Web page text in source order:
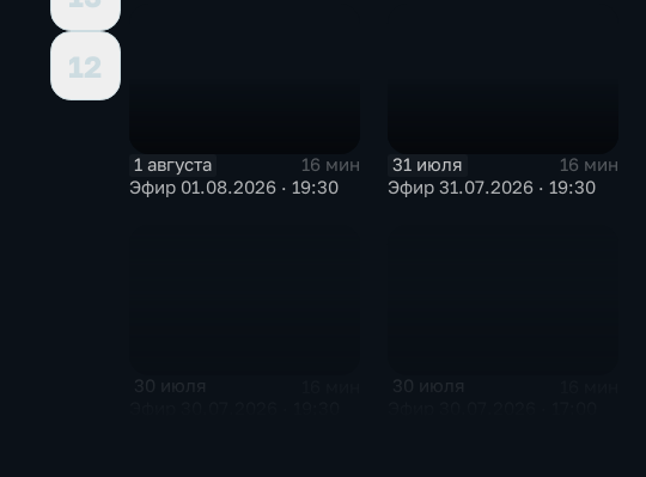
12
1 августа
16 мин
Эфир 01.08.2026 · 19:30
31 июля
16 мин
Эфир 31.07.2026 · 19:30
30 июля 30 июля